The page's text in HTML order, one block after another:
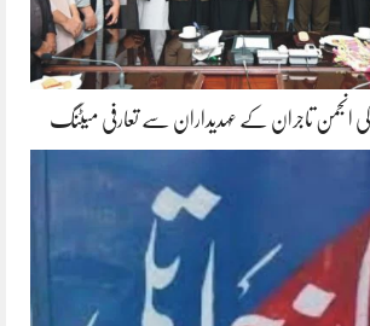
کی انجمن تاجران کے عہدیداران سے تعارفی میٹنگ